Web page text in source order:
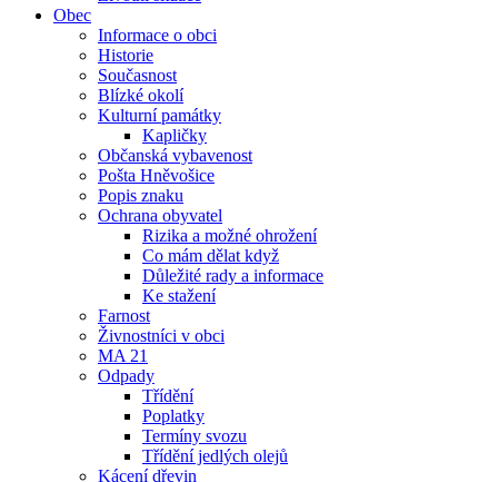
Obec
Informace o obci
Historie
Současnost
Blízké okolí
Kulturní památky
Kapličky
Občanská vybavenost
Pošta Hněvošice
Popis znaku
Ochrana obyvatel
Rizika a možné ohrožení
Co mám dělat když
Důležité rady a informace
Ke stažení
Farnost
Živnostníci v obci
MA 21
Odpady
Třídění
Poplatky
Termíny svozu
Třídění jedlých olejů
Kácení dřevin